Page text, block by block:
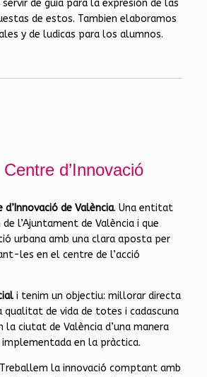
de guia para la expresión de las
de estos. Tambien elaboramos
y de ludicas para los alumnos.
d’Innovació
de València. Una entitat
l’Ajuntament de València i que
urbana amb una clara aposta per
les en el centre de l’acció
i tenim un objectiu: millorar directa
de vida de totes i cadascuna
la ciutat de València d’una manera
en la pràctica.
la innovació comptant amb